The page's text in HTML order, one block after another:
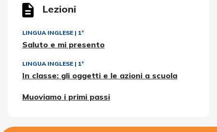
Lezioni
LINGUA INGLESE | 1ª
Saluto e mi presento
LINGUA INGLESE | 1ª
In classe: gli oggetti e le azioni a scuola
Muoviamo i primi passi